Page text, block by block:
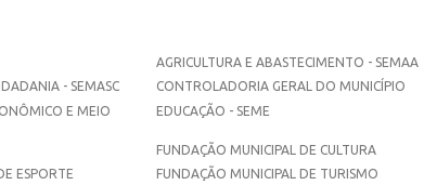
AGRICULTURA E ABASTECIMENTO - SEMAA
- SEMASC
CONTROLADORIA GERAL DO MUNICÍPIO
E MEIO
EDUCAÇÃO - SEME
FUNDAÇÃO MUNICIPAL DE CULTURA
ESPORTE
FUNDAÇÃO MUNICIPAL DE TURISMO